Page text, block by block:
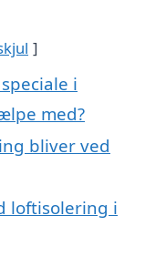
i
med?
bliver ved
loftisolering i